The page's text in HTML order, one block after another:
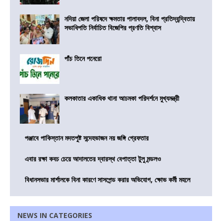
নদিয়া জেলা পরিষদে ক্ষমতার পালাবদল, বিনা প্রতিদ্বন্দ্বিতায়
সভাধিপতি নির্বাচিত বিজেপির প্রণতি বিশ্বাস
পাঁচ তিনে পনেরো
কলকাতার একাধিক থানা আচমকা পরিদর্শনে মুখ্যমন্ত্রী
পঞ্জাবে পাকিস্তান মদতপুষ্ট সন্দেহভাজন নয় জঙ্গি গ্রেফতার
এবার রক্ষা কবচ চেয়ে আদালতের দ্বারস্থ বেপাত্তা টুলু মন্ডলও
বিধানসভার মার্শালকে বিনা কারণে সাসপেন্ড করার অভিযোগ, ক্ষোভ কর্মী মহলে
NEWS IN CATEGORIES